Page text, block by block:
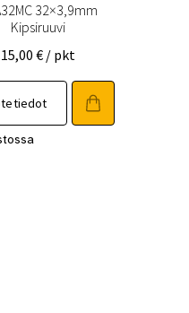
32×3,9mm
Kipsiruuvi
15,00€ / pkt